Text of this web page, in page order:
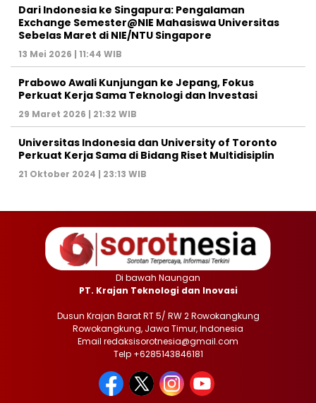
Dari Indonesia ke Singapura: Pengalaman
Exchange Semester@NIE Mahasiswa Universitas
Sebelas Maret di NIE/NTU Singapore
13 Mei 2026 | 11:44 WIB
Prabowo Awali Kunjungan ke Jepang, Fokus
Perkuat Kerja Sama Teknologi dan Investasi
29 Maret 2026 | 21:32 WIB
Universitas Indonesia dan University of Toronto
Perkuat Kerja Sama di Bidang Riset Multidisiplin
21 Oktober 2024 | 23:13 WIB
Di bawah Naungan
PT. Krajan Teknologi dan Inovasi
Dusun Krajan Barat RT 5/ RW 2 Rowokangkung
Rowokangkung, Jawa Timur, Indonesia
Email redaksisorotnesia@gmail.com
Telp +6285143846181